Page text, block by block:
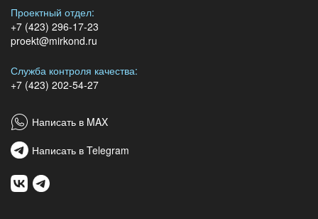
Проектный отдел:
+7 (423) 296-17-23
proekt@mirkond.ru
Служба контроля качества:
+7 (423) 202-54-27
Написать в MAX
Написать в Telegram